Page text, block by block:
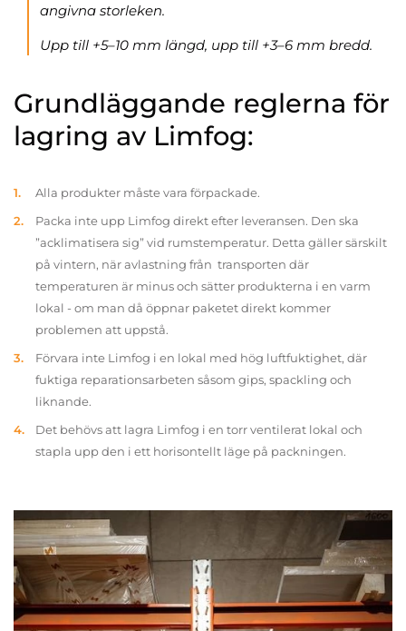
angivna storleken.
Upp till +5–10 mm längd, upp till +3–6 mm bredd.
Grundläggande reglerna för
lagring av Limfog:
Alla produkter måste vara förpackade.
Packa inte upp Limfog direkt efter leveransen. Den ska
”acklimatisera sig” vid rumstemperatur. Detta gäller särskilt
på vintern, när avlastning från transporten där
temperaturen är minus och sätter produkterna i en varm
lokal - om man då öppnar paketet direkt kommer
problemen att uppstå.
Förvara inte Limfog i en lokal med hög luftfuktighet, där
fuktiga reparationsarbeten såsom gips, spackling och
liknande.
Det behövs att lagra Limfog i en torr ventilerat lokal och
stapla upp den i ett horisontellt läge på packningen.